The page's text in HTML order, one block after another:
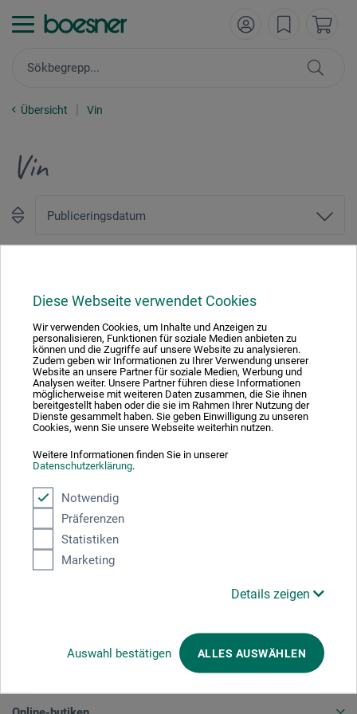
Diese Webseite verwendet Cookies
Wir verwenden Cookies, um Inhalte und Anzeigen zu
personalisieren, Funktionen für soziale Medien anbieten zu
können und die Zugriffe auf unsere Website zu analysieren.
Zudem geben wir Informationen zu Ihrer Verwendung unserer
Website an unsere Partner für soziale Medien, Werbung und
Analysen weiter. Unsere Partner führen diese Informationen
möglicherweise mit weiteren Daten zusammen, die Sie ihnen
bereitgestellt haben oder die sie im Rahmen Ihrer Nutzung der
Dienste gesammelt haben. Sie geben Einwilligung zu unseren
Cookies, wenn Sie unsere Webseite weiterhin nutzen.
Weitere Informationen finden Sie in unserer
Datenschutzerklärung.
Notwendig
Präferenzen
Statistiken
Marketing
Details zeigen
Auswahl bestätigen ALLES AUSWÄHLEN
Übersicht Vin
Vin
Absolut säker
Välj betalningssätt
Produktkategorier